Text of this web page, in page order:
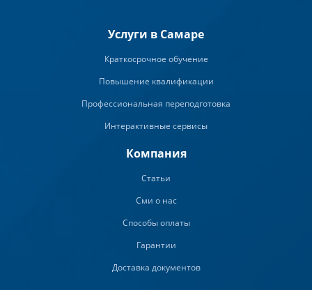
Услуги в Самаре
Краткосрочное обучение
Повышение квалификации
Профессиональная переподготовка
Интерактивные сервисы
Компания
Статьи
Сми о нас
Способы оплаты
Гарантии
Доставка документов